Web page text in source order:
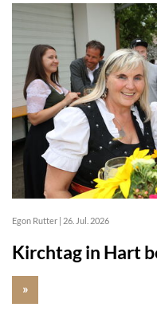
Egon Rutter 26. Jul. 2026
Kirchtag in Hart
»